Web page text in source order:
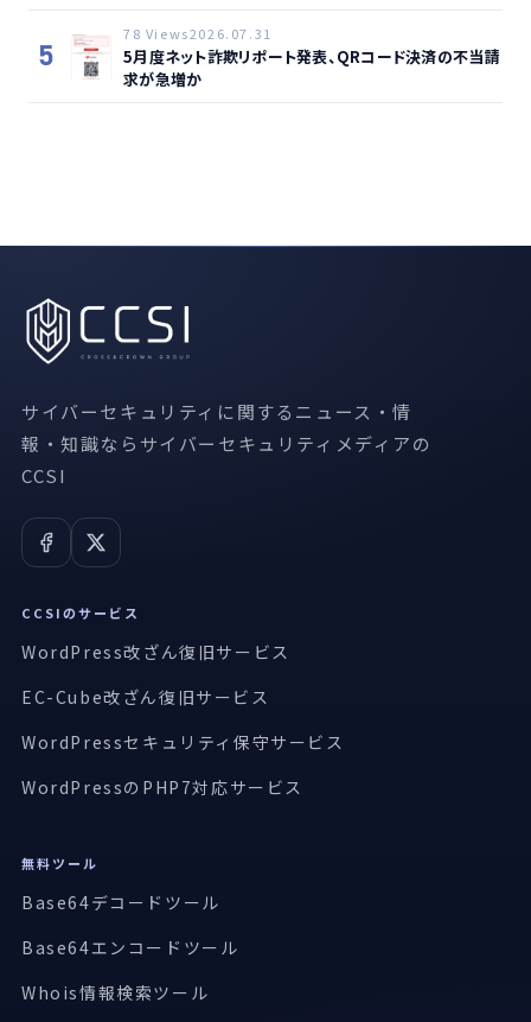
5
78 Views2026.07.31
5月度ネット詐欺リポート発表、QRコード決済の不当請
求が急増か
サイバーセキュリティに関するニュース・情
報・知識ならサイバーセキュリティメディアの
CCSI
CCSIのサービス
WordPress改ざん復旧サービス
EC-Cube改ざん復旧サービス
WordPressセキュリティ保守サービス
WordPressのPHP7対応サービス
無料ツール
Base64デコードツール
Base64エンコードツール
Whois情報検索ツール